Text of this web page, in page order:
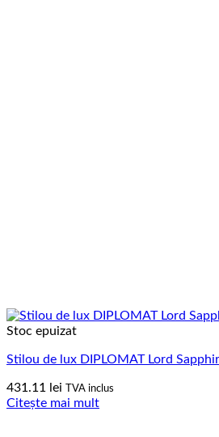
Stoc epuizat
Stilou de lux DIPLOMAT Lord
431.11 lei TVA inclus
Citește mai mult